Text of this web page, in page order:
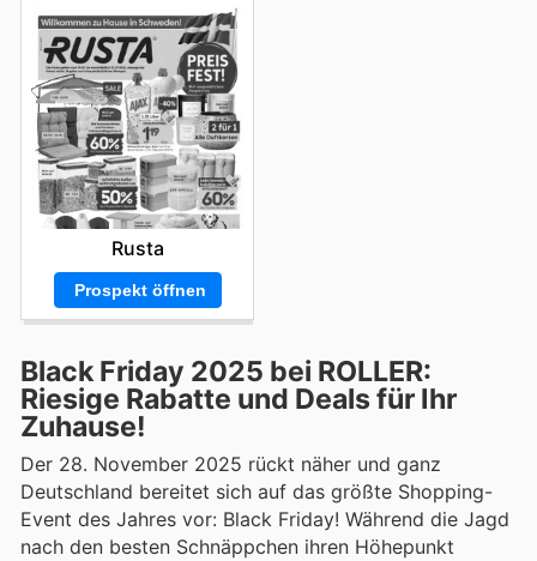
Rusta
Prospekt öffnen
Black Friday 2025 bei ROLLER:
Riesige Rabatte und Deals für Ihr
Zuhause!
Der 28. November 2025 rückt näher und ganz
Deutschland bereitet sich auf das größte Shopping-
Event des Jahres vor: Black Friday! Während die Jagd
nach den besten Schnäppchen ihren Höhepunkt